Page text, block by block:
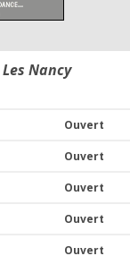
Nancy
Ouvert
Ouvert
Ouvert
Ouvert
Ouvert